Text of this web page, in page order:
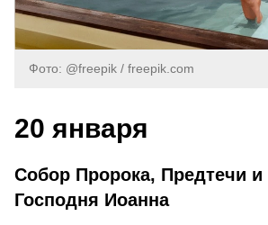
Фото: @freepik / freepik.com
20 января
Собор Пророка, Предтечи и
Господня Иоанна